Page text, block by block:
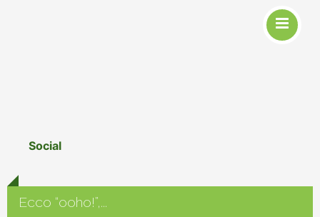
Ecco “ooho!”,...
Social